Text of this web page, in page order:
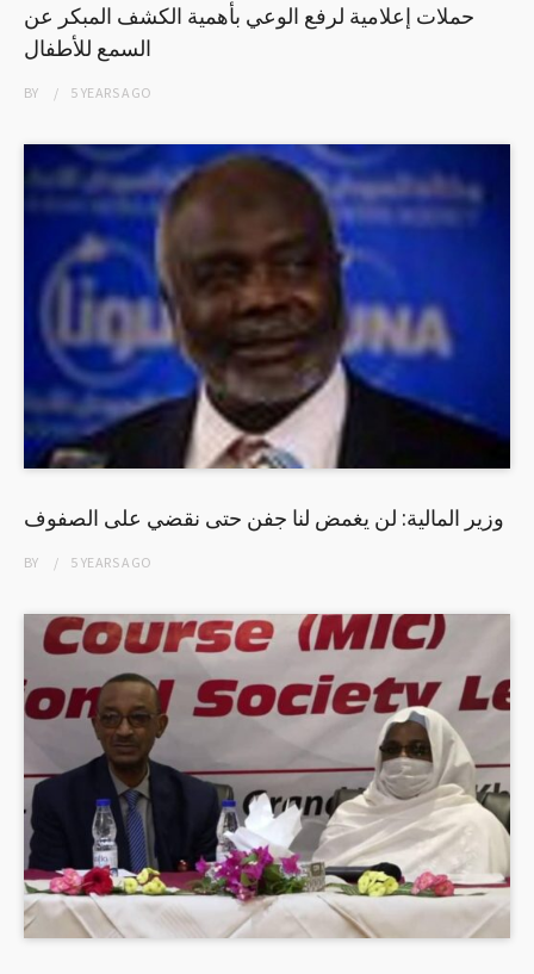
حملات إعلامية لرفع الوعي بأهمية الكشف المبكر عن
السمع للأطفال
BY 5 YEARSAGO
وزير المالية: لن يغمض لنا جفن حتى نقضي على الصفوف
BY 5 YEARSAGO